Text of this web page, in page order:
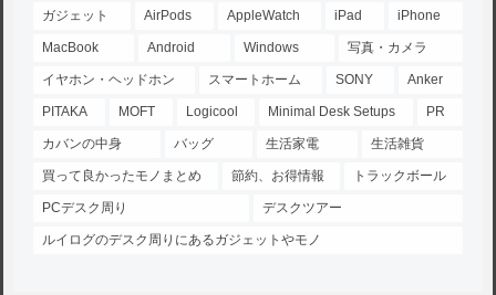
ガジェット AirPods AppleWatch iPad iPhone
MacBook Android Windows 写真・カメラ
イヤホン・ヘッドホン スマートホーム SONY Anker
PITAKA MOFT Logicool Minimal Desk Setups PR
カバンの中身 バッグ 生活家電 生活雑貨
買って良かったモノまとめ 節約、お得情報 トラックボール
PCデスク周り デスクツアー
ルイログのデスク周りにあるガジェットやモノ